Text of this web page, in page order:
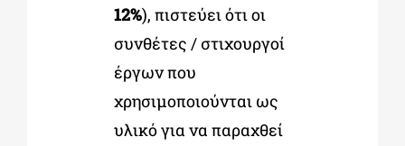
12%), πιστεύει ότι οι
συνθέτες / στιχουργοί
έργων που
χρησιμοποιούνται ως
υλικό για να παραχθεί